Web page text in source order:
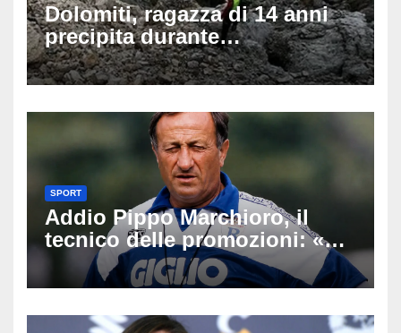
Dolomiti, ragazza di 14 anni
precipita durante
un’escursione: tragedia sul
Latemar davanti alla famiglia
SPORT
Addio Pippo Marchioro, il
tecnico delle promozioni: «Ha
scritto pagine indimenticabili
del nostro calcio»